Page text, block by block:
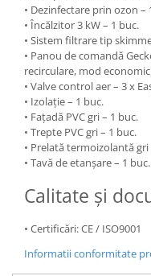
• Dezinfectare prin ozon –
• Încălzitor 3 kW – 1 buc.
• Sistem filtrare tip
• Panou de comandă
recirculare, mod
• Valve control aer – 3 x
• Izolație – 1 buc.
• Fațadă PVC gri – 1 buc.
• Trepte PVC gri – 1 buc.
• Prelată termoizolantă gri
• Tavă de etanșare – 1 buc.
Calitate și
• Certificări: CE / ISO9001
Informatii conformitate